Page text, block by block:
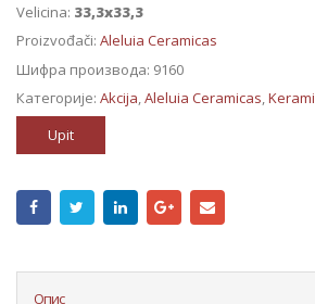
Velicina: 33,3x33,3
Proizvođači: Aleluia Ceramicas
Шифра производа: 9160
Категорије: Akcija,Aleluia Ceramicas,
Upit
Опис